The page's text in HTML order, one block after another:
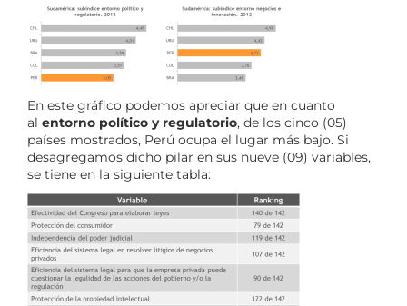
En este gráfico podemos apreciar que en cuanto
al entorno político y regulatorio, de los cinco (05)
países mostrados, Perú ocupa el lugar más bajo. Si
desagregamos dicho pilar en sus nueve (09) variables,
se tiene en la siguiente tabla: